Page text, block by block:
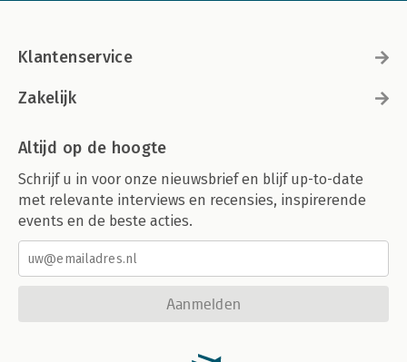
Klantenservice
Zakelijk
Altijd op de hoogte
Schrijf u in voor onze nieuwsbrief en blijf up-to-date
met relevante interviews en recensies, inspirerende
events en de beste acties.
Aanmelden